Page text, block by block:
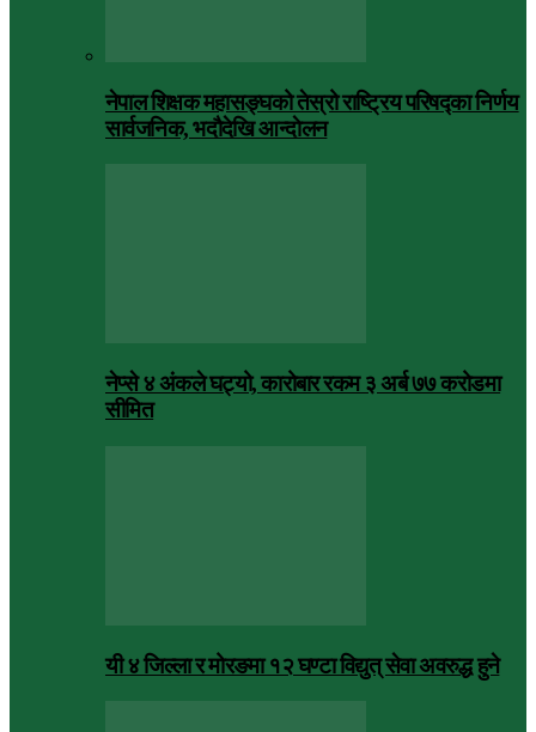
नेपाल शिक्षक महासङ्घको तेस्रो राष्ट्रिय परिषद्का निर्णय
सार्वजनिक, भदाैदेखि आन्दाेलन
नेप्से ४ अंकले घट्यो, कारोबार रकम ३ अर्ब ७७ करोडमा
सीमित
यी ४ जिल्ला र मोरङमा १२ घण्टा विद्युत् सेवा अवरुद्ध हुने